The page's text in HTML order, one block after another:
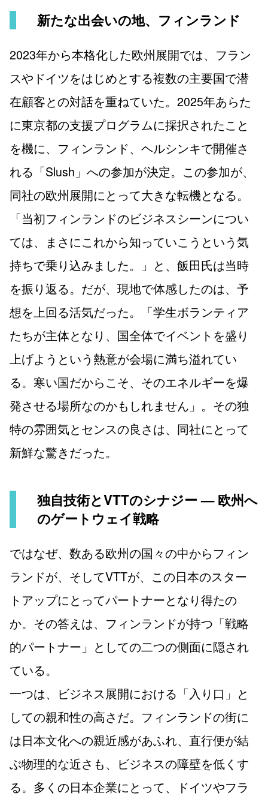
新たな出会いの地、フィンランド
2023年から本格化した欧州展開では、フラン
スやドイツをはじめとする複数の主要国で潜
在顧客との対話を重ねていた。2025年あらた
に東京都の支援プログラムに採択されたこと
を機に、フィンランド、ヘルシンキで開催さ
れる「Slush」への参加が決定。この参加が、
同社の欧州展開にとって大きな転機となる。
「当初フィンランドのビジネスシーンについ
ては、まさにこれから知っていこうという気
持ちで乗り込みました。」と、飯田氏は当時
を振り返る。だが、現地で体感したのは、予
想を上回る活気だった。「学生ボランティア
たちが主体となり、国全体でイベントを盛り
上げようという熱意が会場に満ち溢れてい
る。寒い国だからこそ、そのエネルギーを爆
発させる場所なのかもしれません」。その独
特の雰囲気とセンスの良さは、同社にとって
新鮮な驚きだった。
独自技術とVTTのシナジー — 欧州へ
のゲートウェイ戦略
ではなぜ、数ある欧州の国々の中からフィン
ランドが、そしてVTTが、この日本のスター
トアップにとってパートナーとなり得たの
か。その答えは、フィンランドが持つ「戦略
的パートナー」としての二つの側面に隠され
ている。
一つは、ビジネス展開における「入り口」と
しての親和性の高さだ。フィンランドの街に
は日本文化への親近感があふれ、直行便が結
ぶ物理的な近さも、ビジネスの障壁を低くす
る。多くの日本企業にとって、ドイツやフラ